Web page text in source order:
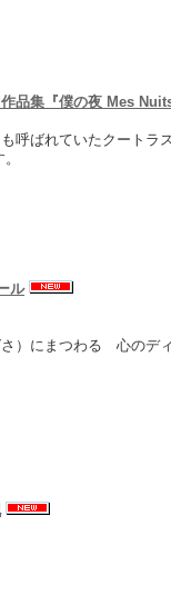
品集『僕の夜 Mes Nuits
も呼ばれていたクート
ル
さ）にまつわる 心のデ